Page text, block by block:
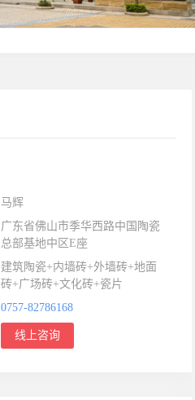
马辉
广东省佛山市季华西路中国陶瓷
总部基地中区E座
建筑陶瓷+内墙砖+外墙砖+地面
砖+广场砖+文化砖+瓷片
0757-82786168
线上咨询